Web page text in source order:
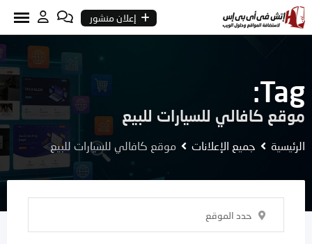
Skip
to
إعلان منشور
Tag:
موقع كافالي للسيارات للبيع
الرئيسية جميع الإعلانات موقع كافالي للسيارات للبيع
حدد الموقع